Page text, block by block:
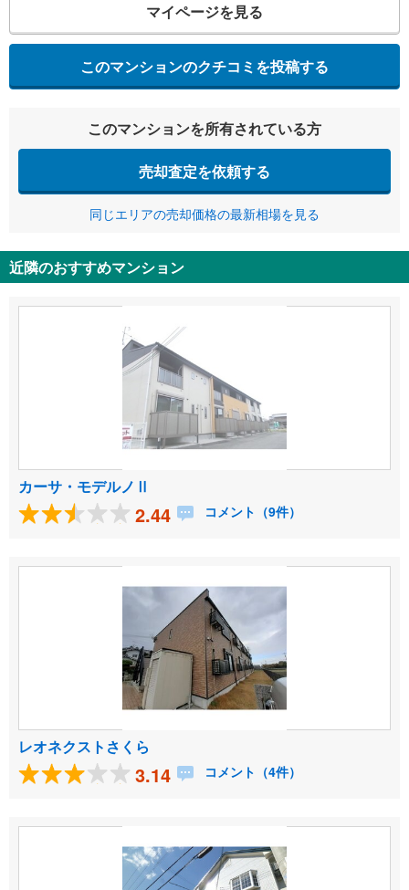
マイページを見る
このマンションのクチコミを投稿する
このマンションを所有されている方
売却査定を依頼する
同じエリアの売却価格の最新相場を見る
近隣のおすすめマンション
カーサ・モデルノⅡ
2.44 コメント（9件）
レオネクストさくら
3.14 コメント（4件）